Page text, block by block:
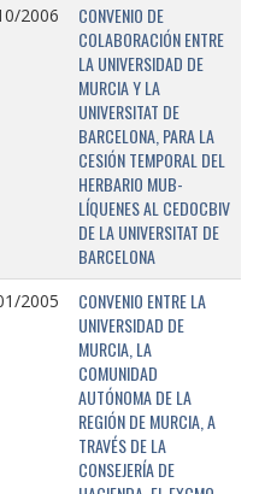
2006
CONVENIO DE
COLABORACIÓN ENTRE
LA UNIVERSIDAD DE
MURCIA Y LA
UNIVERSITAT DE
BARCELONA, PARA LA
CESIÓN TEMPORAL DEL
HERBARIO MUB-
LÍQUENES AL CEDOCBIV
DE LA UNIVERSITAT DE
BARCELONA
2005
CONVENIO ENTRE LA
UNIVERSIDAD DE
MURCIA, LA
COMUNIDAD
AUTÓNOMA DE LA
REGIÓN DE MURCIA, A
TRAVÉS DE LA
CONSEJERÍA DE